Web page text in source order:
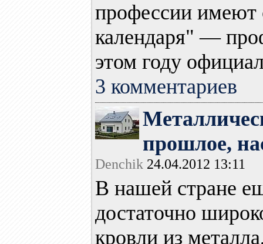
профессии имеют
календаря" —
этом году
3 комментариев
прошлое,
Denchik 24.04.2012 13:11
В нашей стране
достаточно
кровли из